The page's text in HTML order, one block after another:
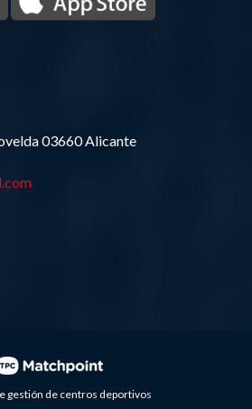
03660 Alicante
gestión de centros deportivos